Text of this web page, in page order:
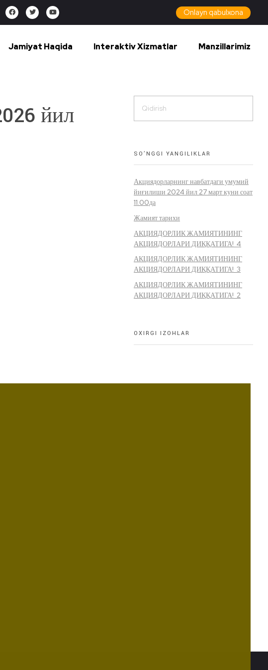
Onlayn qabulxona
Jamiyat Haqida Interaktiv Xizmatlar Manzillarimiz
йил
SO’NGGI YANGILIKLAR
Акциядорларнинг навбатдаги умумий
йиғилиши 2024 йил 27 март куни соат
11.00да
Жамият тарихи
АКЦИЯДОРЛИК ЖАМИЯТИНИНГ
АКЦИЯДОРЛАРИ ДИҚҚАТИГА! 4
АКЦИЯДОРЛИК ЖАМИЯТИНИНГ
АКЦИЯДОРЛАРИ ДИҚҚАТИГА! 3
АКЦИЯДОРЛИК ЖАМИЯТИНИНГ
АКЦИЯДОРЛАРИ ДИҚҚАТИГА! 2
OXIRGI IZOHLAR